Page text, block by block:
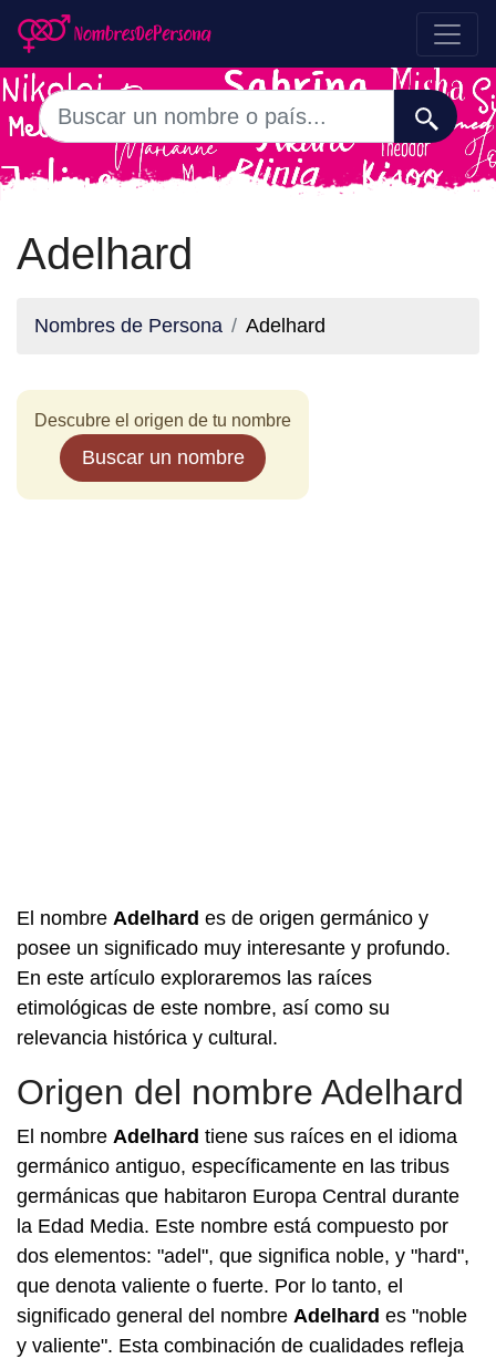
Adelhard
Nombres de Persona Adelhard
Descubre el origen de tu nombre
Buscar un nombre
El nombre Adelhard es de origen germánico y
posee un significado muy interesante y profundo.
En este artículo exploraremos las raíces
etimológicas de este nombre, así como su
relevancia histórica y cultural.
Origen del nombre Adelhard
El nombre Adelhard tiene sus raíces en el idioma
germánico antiguo, específicamente en las tribus
germánicas que habitaron Europa Central durante
la Edad Media. Este nombre está compuesto por
dos elementos: "adel", que significa noble, y "hard",
que denota valiente o fuerte. Por lo tanto, el
significado general del nombre Adelhard es "noble
y valiente". Esta combinación de cualidades refleja